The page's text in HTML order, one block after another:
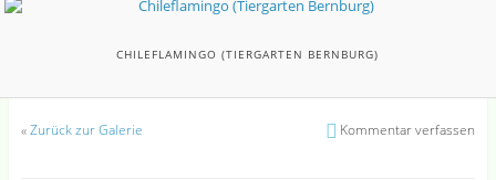
CHILEFLAMINGO (TIERGARTEN BERNBURG)
«Zurück zur Galerie Kommentar verfassen